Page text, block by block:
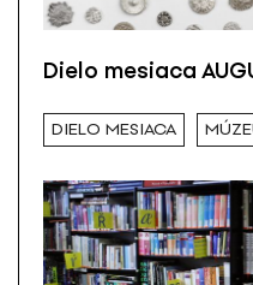
Dielo mesiaca
DIELO MESIACA